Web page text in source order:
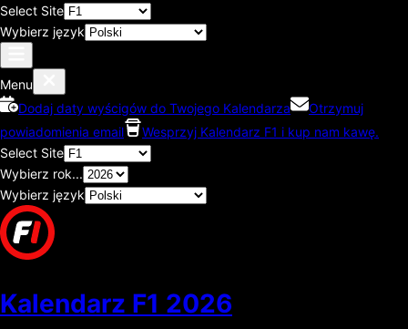
Select Site
Wybierz język
Menu
Dodaj daty wyścigów do Twojego Kalendarza
Otrzymuj
powiadomienia email
Wesprzyj Kalendarz F1 i kup nam kawę.
Select Site
Wybierz rok...
Wybierz język
Kalendarz F1 2026